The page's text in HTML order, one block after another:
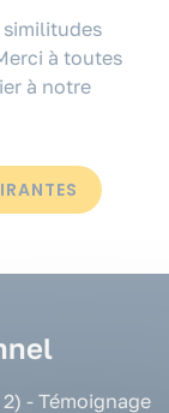
similitudes
à toutes
à notre
- Témoignage